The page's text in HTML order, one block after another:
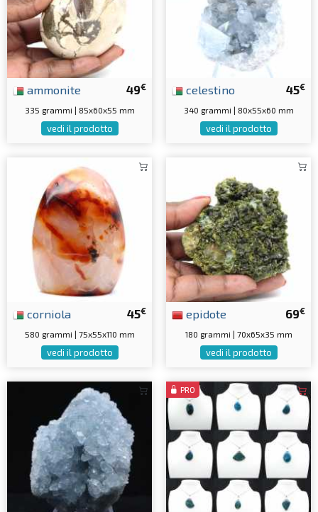
49€
ammonite
335 grammi | 85x60x55 mm
vedi il prodotto
45€
celestino
340 grammi | 80x55x60 mm
vedi il prodotto
45€
corniola
580 grammi | 75x55x110 mm
vedi il prodotto
69€
epidote
180 grammi | 70x65x35 mm
vedi il prodotto
PRO